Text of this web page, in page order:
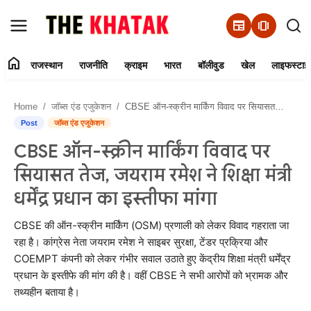
newspaper amp_stories
Contact Us
राजस्थान
राजनीति
क्राइम
भारत
बॉलीवुड
home राजस्थान राजनीति क्राइम भारत बॉलीवुड खेल
Home जॉब्स एंड एजुकेशन CBSE ऑन-स्क्रीन मार्किंग विवाद पर सियासत तेज, जयराम रमेश ने शिक्षा मंत्री धर्मेंद्र प्रधान का इस्तीफा मांगा
Post जॉब्स एंड एजुकेशन
CBSE ऑन-स्क्रीन मार्किंग विवाद पर
सियासत तेज, जयराम रमेश ने शिक्षा मंत्री
धर्मेंद्र प्रधान का इस्तीफा मांगा
CBSE की ऑन-स्क्रीन मार्किंग (OSM) प्रणाली को लेकर विवाद गहराता जा
रहा है। कांग्रेस नेता जयराम रमेश ने साइबर सुरक्षा, टेंडर प्रक्रिया और
COEMPT कंपनी को लेकर गंभीर सवाल उठाते हुए केंद्रीय शिक्षा मंत्री धर्मेंद्र
प्रधान के इस्तीफे की मांग की है। वहीं CBSE ने सभी आरोपों को भ्रामक और
तथ्यहीन बताया है।